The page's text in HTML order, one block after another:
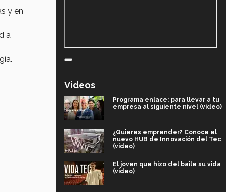
y en
a
Videos
Programa enlace: para llevar a tu
empresa al siguiente nivel (video)
¿Quieres emprender? Conoce el
nuevo HUB de Innovación del Tec
(video)
El joven que hizo del baile su vida
(video)